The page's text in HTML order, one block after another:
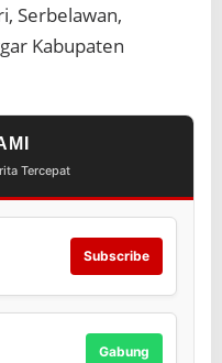
Serbelawan,
Kabupaten
Tercepat
Subscribe
Gabung